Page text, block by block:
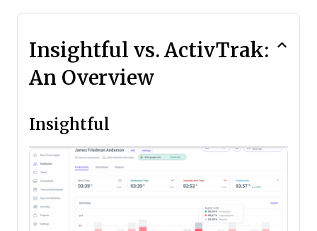
Insightful vs. ActivTrak:
An Overview
Insightful